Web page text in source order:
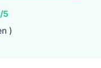
5
)